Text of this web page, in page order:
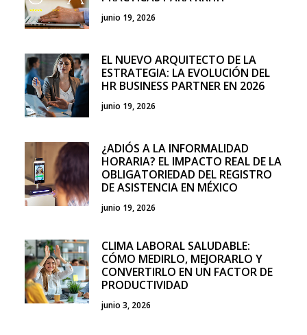
junio 19, 2026
EL NUEVO ARQUITECTO DE LA
ESTRATEGIA: LA EVOLUCIÓN DEL
HR BUSINESS PARTNER EN 2026
junio 19, 2026
¿ADIÓS A LA INFORMALIDAD
HORARIA? EL IMPACTO REAL DE LA
OBLIGATORIEDAD DEL REGISTRO
DE ASISTENCIA EN MÉXICO
junio 19, 2026
CLIMA LABORAL SALUDABLE:
CÓMO MEDIRLO, MEJORARLO Y
CONVERTIRLO EN UN FACTOR DE
PRODUCTIVIDAD
junio 3, 2026